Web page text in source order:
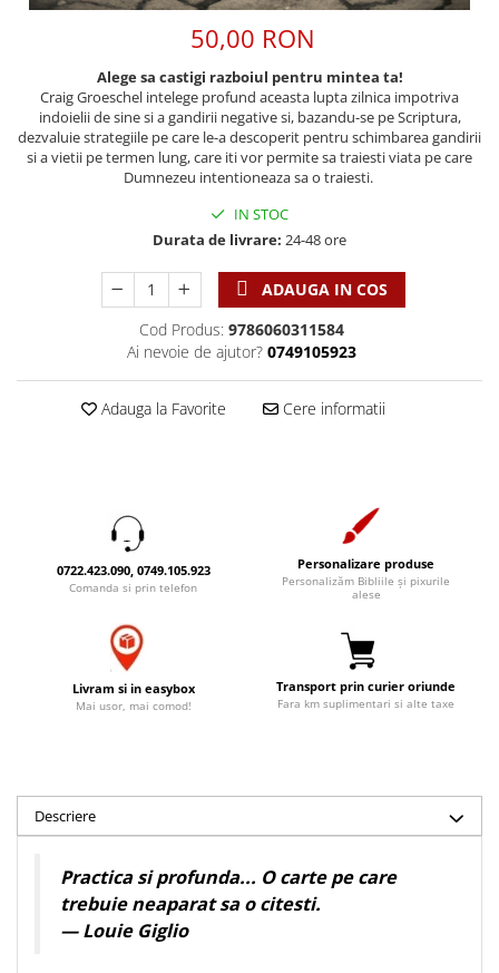
Familie
Barbati
Cresterea copiilor
Viata de familie
Consiliere
Instrumente teologice
Literatura
Marturii
Romane
Pedagogie
Pix plastic
Jurnal de Rugaciune
Limba Engleza
Limba Română
Obiecte decorative
Oglinda
Pix+Semn de carte
Accesorii birou
Tablouri din lemn
Semne de carte
Sticle apa
Tablouri
Tablouri canvas
Tablouri
Alte suveniruri
Carti postale
Jurnal
Magneti
Suport pahar
Alte suveniruri
Carti postale
Carti postale
50,00 RON
Alege sa castigi razboiul pentru mintea ta!
Craig Groeschel intelege profund aceasta lupta zilnica impotriva
indoielii de sine si a gandirii negative si, bazandu-se pe Scriptura,
dezvaluie strategiile pe care le-a descoperit pentru schimbarea gandirii
si a vietii pe termen lung, care iti vor permite sa traiesti viata pe care
Dumnezeu intentioneaza sa o traiesti.
IN STOC
Durata de livrare: 24-48 ore
ADAUGA IN COS
Cod Produs: 9786060311584
Ai nevoie de ajutor? 0749105923
Adauga la Favorite Cere informatii
0722.423.090, 0749.105.923
Comanda si prin telefon
Personalizare produse
Personalizăm Bibliile și pixurile
alese
Livram si in easybox
Mai usor, mai comod!
Transport prin curier oriunde
Fara km suplimentari si alte taxe
Descriere
Practica si profunda... O carte pe care
trebuie neaparat sa o citesti.
— Louie Giglio